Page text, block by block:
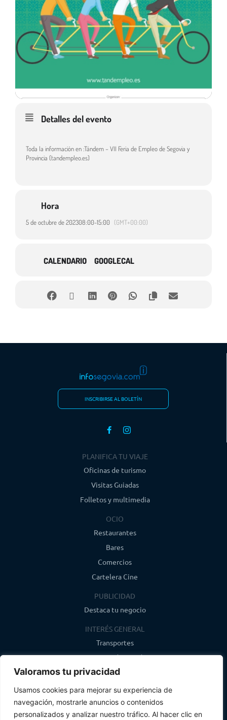
Valoramos tu privacidad
Usamos cookies para mejorar su experiencia de
navegación, mostrarle anuncios o contenidos
personalizados y analizar nuestro tráfico. Al hacer clic en
Detalles del evento
Toda la información en :Tándem – VII Feria de Empleo de Segovia y
Provincia (tandempleo.es)
Hora
5 de octubre de 202308:00-15:00 (GMT+00:00)
CALENDARIO GOOGLECAL
INSCRIBIRSE AL BOLETÍN
PLANIFICA TU VIAJE
Oficinas de turismo
Visitas Guiadas
Folletos y multimedia
OCIO
Restaurantes
Bares
Comercios
Cartelera Cine
PUBLICIDAD
Destaca tu negocio
INTERÉS GENERAL
Transportes
Farmacias de guardia
Canal de WhatsApp
Último boletín